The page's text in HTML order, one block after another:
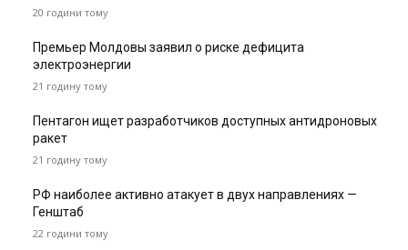
20 години тому
Премьер Молдовы заявил о риске дефицита
электроэнергии
21 годину тому
Пентагон ищет разработчиков доступных антидроновых
ракет
21 годину тому
РФ наиболее активно атакует в двух направлениях —
Генштаб
22 години тому